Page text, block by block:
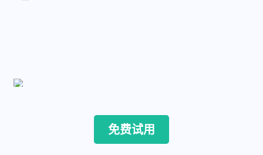
免费试用